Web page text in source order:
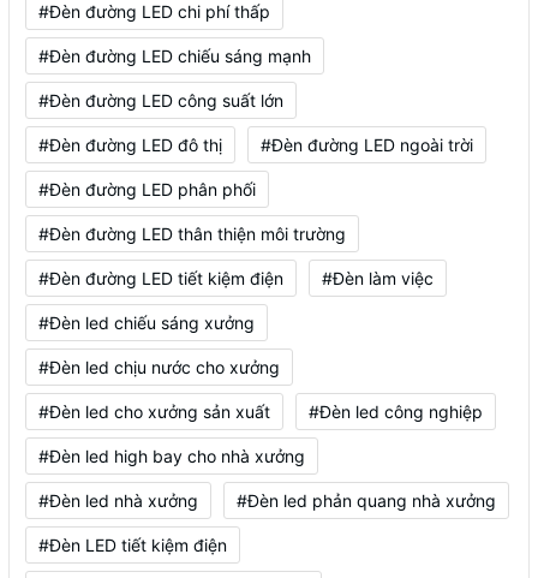
#Đèn đường LED chi phí thấp
#Đèn đường LED chiếu sáng mạnh
#Đèn đường LED công suất lớn
#Đèn đường LED đô thị #Đèn đường LED ngoài trời
#Đèn đường LED phân phối
#Đèn đường LED thân thiện môi trường
#Đèn đường LED tiết kiệm điện #Đèn làm việc
#Đèn led chiếu sáng xưởng
#Đèn led chịu nước cho xưởng
#Đèn led cho xưởng sản xuất #Đèn led công nghiệp
#Đèn led high bay cho nhà xưởng
#Đèn led nhà xưởng #Đèn led phản quang nhà xưởng
#Đèn LED tiết kiệm điện